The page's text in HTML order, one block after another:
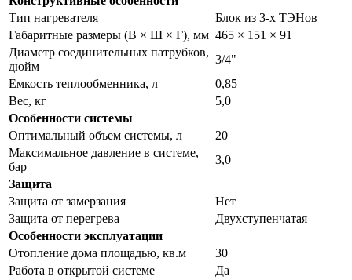
Тип нагревателя
Блок из 3-х ТЭНов
Габаритные размеры (В × Ш × Г), мм 465 × 151 × 91
Диаметр соединительных патрубков,
дюйм
3/4"
Емкость теплообменника, л
0,85
Вес, кг
5,0
Особенности системы
Оптимальный объем системы, л
20
Максимальное давление в системе,
бар
3,0
Защита
Защита от замерзания
Нет
Защита от перегрева
Двухступенчатая
Особенности эксплуатации
Отопление дома площадью, кв.м
30
Работа в открытой системе
Да